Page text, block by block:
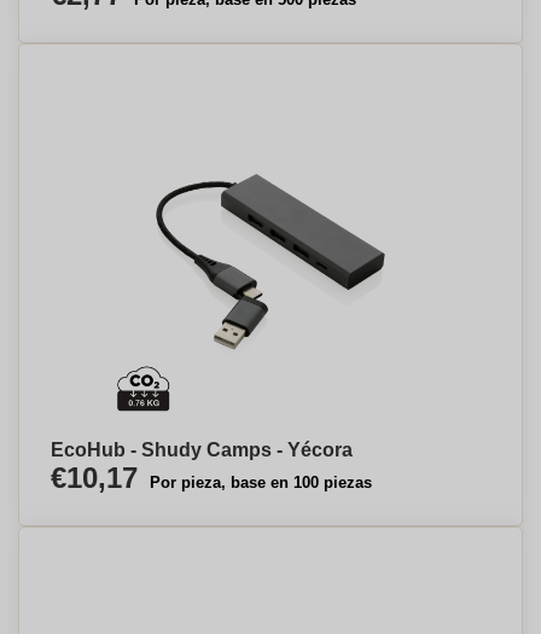
EcoHub - Shudy Camps - Yécora
€10,17 Por pieza, base en 100 piezas